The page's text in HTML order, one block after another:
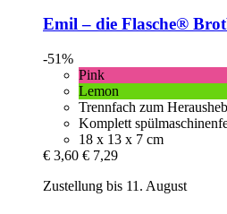
Emil – die Flasche®
-51%
Pink
Lemon
Trennfach zum
Komplett
18 x 13 x 7 cm
€ 3,60 € 7,29
Zustellung bis 11. August